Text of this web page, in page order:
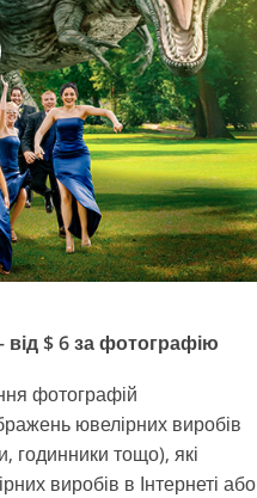
$ 6 за фотографію
фотографій
ювелірних виробів
годинники тощо), які
виробів в Інтернеті або